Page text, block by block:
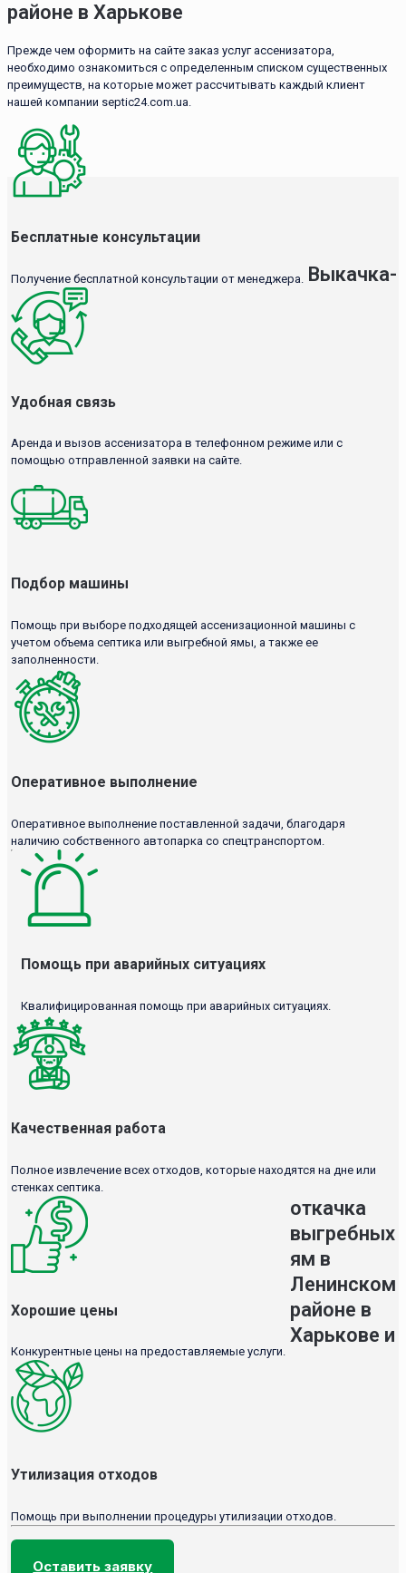
районе в Харькове
Прежде чем оформить на сайте заказ услуг ассенизатора,
необходимо ознакомиться с определенным списком существенных
преимуществ, на которые может рассчитывать каждый клиент
нашей компании septic24.com.ua.
Бесплатные консультации
Получение бесплатной консультации от менеджера.
Удобная связь
Аренда и вызов ассенизатора в телефонном режиме или с
помощью отправленной заявки на сайте.
Подбор машины
Помощь при выборе подходящей ассенизационной машины с
учетом объема септика или выгребной ямы, а также ее
заполненности.
Оперативное выполнение
Оперативное выполнение поставленной задачи, благодаря
наличию собственного автопарка со спецтранспортом.
Помощь при аварийных ситуациях
Квалифицированная помощь при аварийных ситуациях.
Качественная работа
Полное извлечение всех отходов, которые находятся на дне или
стенках септика.
Хорошие цены
Конкурентные цены на предоставляемые услуги.
Утилизация отходов
Помощь при выполнении процедуры утилизации отходов.
Оставить заявку
Выкачка-
откачка
выгребных
ям в
Ленинском
районе в
Харькове и